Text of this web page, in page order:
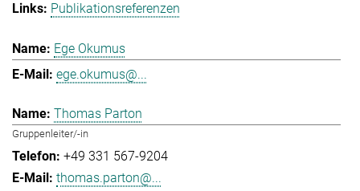
Publikationsreferenzen
Ege Okumus
ege.okumus@...
Thomas Parton
Gruppenleiter/-in
+49 331 567-9204
thomas.parton@...